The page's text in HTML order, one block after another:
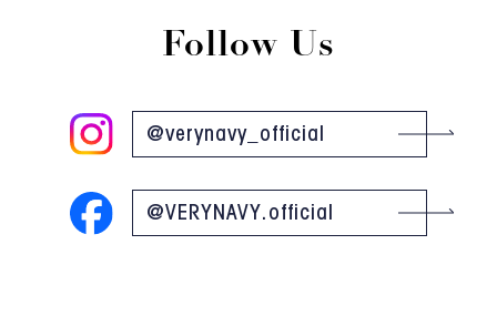
Follow Us
@verynavy_official
@VERYNAVY.official